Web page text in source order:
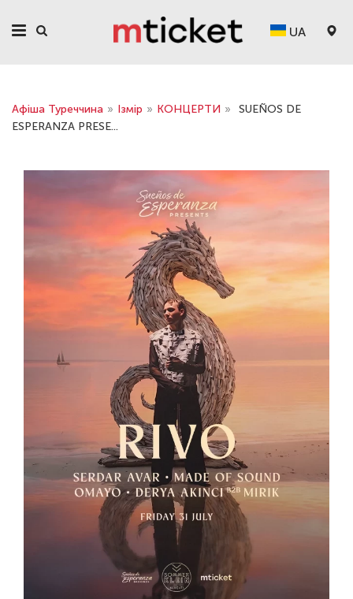
UA
Афіша Туреччина » Ізмір » КОНЦЕРТИ »
SUEÑOS DE
ESPERANZA PRESE...